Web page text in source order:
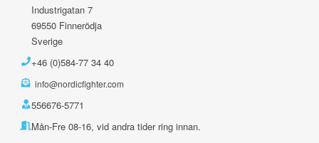
Industrigatan 7
69550 Finnerödja
Sverige
+46 (0)584-77 34 40
info@nordicfighter.com
556676-5771
Mån-Fre 08-16, vid andra tider ring innan.